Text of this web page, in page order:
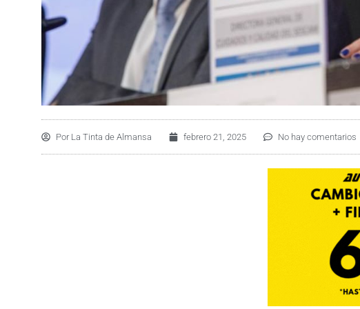
Por La Tinta de Almansa febrero 21, 2025 No hay comentarios